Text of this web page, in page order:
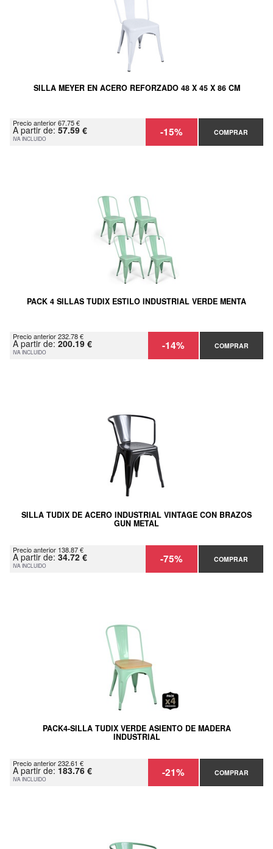
SILLA MEYER EN ACERO REFORZADO 48 X 45 X 86 CM
Precio anterior 67.75 €
A partir de: 57.59 €
IVA INCLUIDO -15% COMPRAR
PACK 4 SILLAS TUDIX ESTILO INDUSTRIAL VERDE MENTA
Precio anterior 232.78 €
A partir de: 200.19 €
IVA INCLUIDO -14% COMPRAR
SILLA TUDIX DE ACERO INDUSTRIAL VINTAGE CON BRAZOS
GUN METAL
Precio anterior 138.87 €
A partir de: 34.72 €
IVA INCLUIDO -75% COMPRAR
PACK4-SILLA TUDIX VERDE ASIENTO DE MADERA
INDUSTRIAL
Precio anterior 232.61 €
A partir de: 183.76 €
IVA INCLUIDO -21% COMPRAR